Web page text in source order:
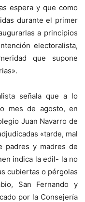
espera y que como
durante el primer
a principios
electoralista,
que supone
señala que a lo
mes de agosto, en
Juan Navarro de
«tarde, mal
padres y madres de
indica la edil- la no
cubiertas o pérgolas
San Fernando y
por la Consejería